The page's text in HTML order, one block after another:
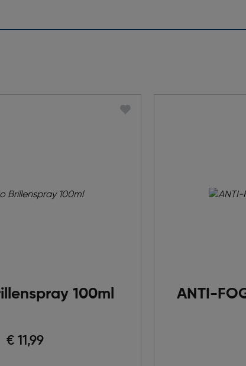
100ml
€ 11,99
ANTI-